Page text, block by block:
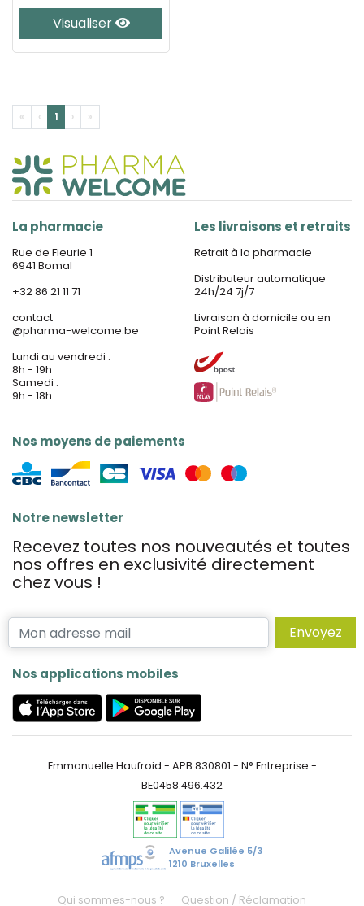
Visualiser
« ‹ 1 › »
La pharmacie
Rue de Fleurie 1
6941 Bomal
+32 86 21 11 71
contact
@pharma-welcome.be
Lundi au vendredi :
8h - 19h
Samedi :
9h - 18h
Nos moyens de paiements
Les livraisons et retraits
Retrait à la pharmacie
Distributeur automatique
24h/24 7j/7
Livraison à domicile ou en
Point Relais
Notre newsletter
Recevez toutes nos nouveautés et toutes
nos offres en exclusivité directement
chez vous !
Envoyez
Nos applications mobiles
Emmanuelle Haufroid - APB 830801 - N° Entreprise -
BE0458.496.432
Avenue Galilée 5/3
1210 Bruxelles
Qui sommes-nous ? Question / Réclamation